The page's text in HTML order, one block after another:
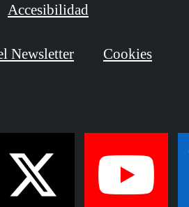
Accesibilidad
Newsletter Cookies